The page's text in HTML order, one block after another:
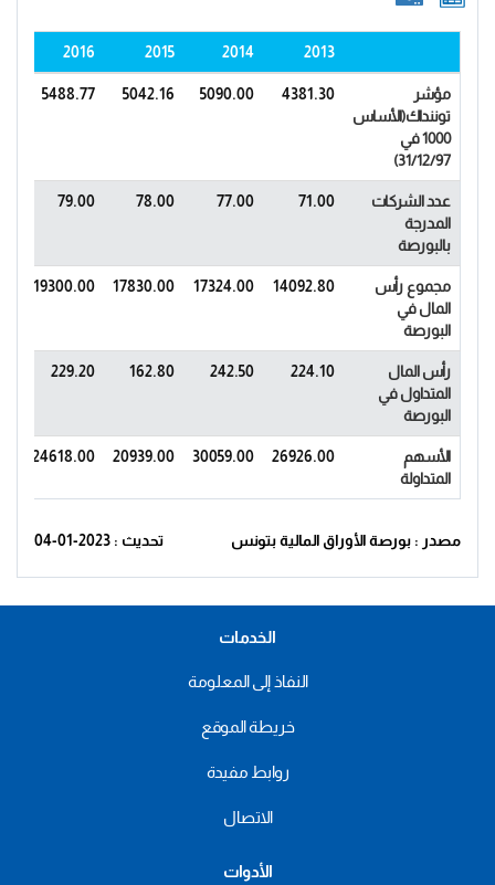
2013
2014
2015
2016
مؤشر
توننداك(الأساس
1000 في
31/12/97)
4381.30
5090.00
5042.16
5488.77
عدد الشركات
المدرجة
بالبورصة
71.00
77.00
78.00
79.00
مجموع رأس
المال في
البورصة
14092.80
17324.00
17830.00
19300.00
رأس المال
المتداول في
البورصة
224.10
242.50
162.80
229.20
الأسهم
المتداولة
26926.00
30059.00
20939.00
24618.00
مصدر : بورصة الأوراق المالية بتونس تحديث : 2023-01-04
الخدمات
النفاذ إلى المعلومة
خريطة الموقع
روابط مفيدة
الاتصال
الأدوات